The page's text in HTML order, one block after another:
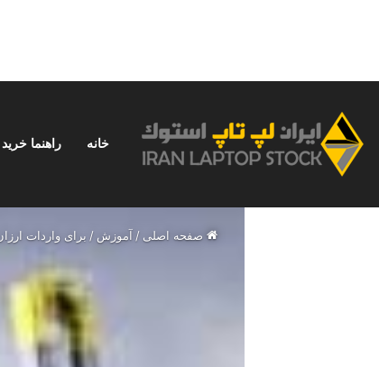
خانه راهنما خرید
پنجشنبه, مرداد 15 1405 خبر فوری نحوه استفاده از ChatGPT در ایران؛ راهنمای کامل و بدون دردسر
صفحه اصلی / آموزش / برای واردات